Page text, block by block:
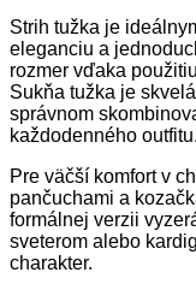
Strih tužka je
eleganciu a
rozmer vďaka
Sukňa tužka je
správnom
každodenného outfitu.
Pre väčší komfort v
pančuchami a
formálnej verzii
sveterom alebo
charakter.